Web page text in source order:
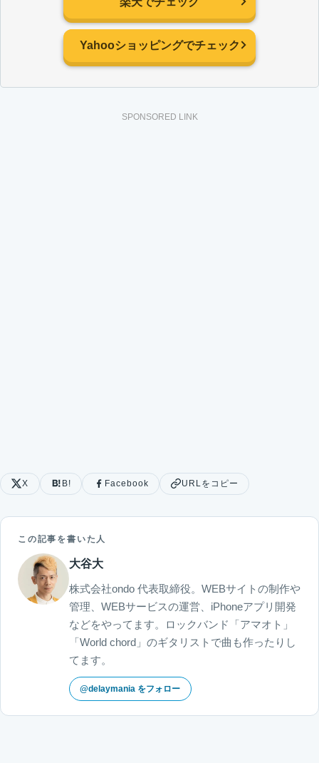
Yahooショッピングでチェック
SPONSORED LINK
X B! Facebook URLをコピー
この記事を書いた人
大谷大
株式会社ondo 代表取締役。WEBサイトの制作や
管理、WEBサービスの運営、iPhoneアプリ開発
などをやってます。ロックバンド「アマオト」
「World chord」のギタリストで曲も作ったりし
てます。
@delaymania をフォロー